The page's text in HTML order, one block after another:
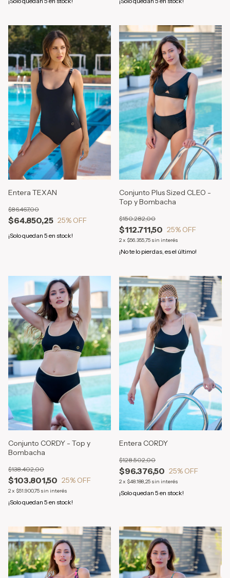
Entera TEXAN
$64.850,25
$86.467,00
25% OFF
¡Solo quedan 5 en stock!
Conjunto Plus Sized CLEO -
Top y Bombacha
$112.711,50
$150.282,00
25% OFF
2x $56.355,75 sin interés
¡No te lo pierdas, es el último!
Conjunto CORDY - Top y
Bombacha
$103.801,50
$138.402,00
25% OFF
2x $51.900,75 sin interés
¡Solo quedan 5 en stock!
Entera CORDY
$96.376,50
$128.502,00
25% OFF
2x $48.188,25 sin interés
¡Solo quedan 5 en stock!